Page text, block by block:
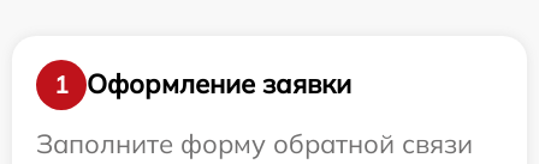
1
Оформление заявки
Заполните форму обратной связи